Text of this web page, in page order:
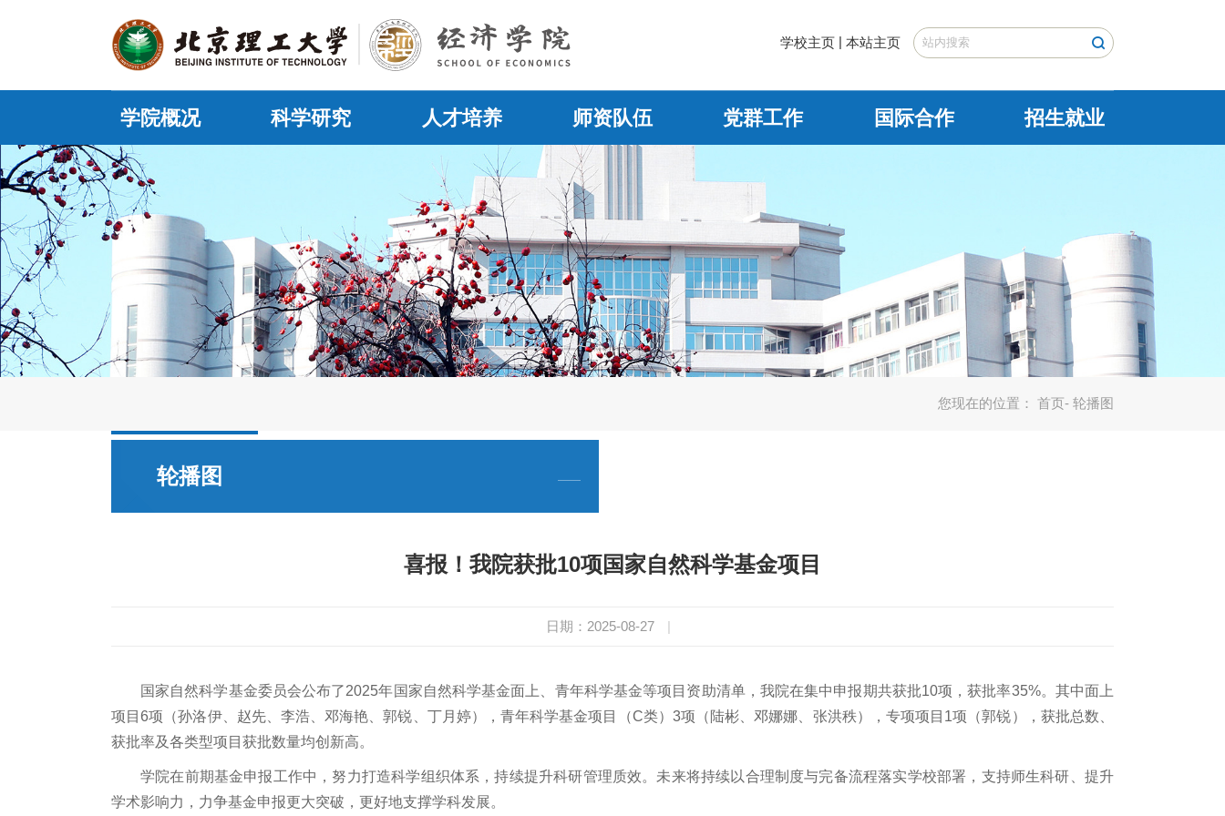
学校主页 | 本站主页
学院概况 科学研究 人才培养 师资队伍 党群工作 国际合作 招生就业
您现在的位置： 首页- 轮播图
轮播图
喜报！我院获批10项国家自然科学基金项目
日期：2025-08-27 |
国家自然科学基金委员会公布了2025年国家自然科学基金面上、青年科学基金等项目资助清单，我院在集中申报期共获批10项，获批率35%。其中面上
项目6项（孙洛伊、赵先、李浩、邓海艳、郭锐、丁月婷），青年科学基金项目（C类）3项（陆彬、邓娜娜、张洪秩），专项项目1项（郭锐），获批总数、
获批率及各类型项目获批数量均创新高。
学院在前期基金申报工作中，努力打造科学组织体系，持续提升科研管理质效。未来将持续以合理制度与完备流程落实学校部署，支持师生科研、提升
学术影响力，力争基金申报更大突破，更好地支撑学科发展。